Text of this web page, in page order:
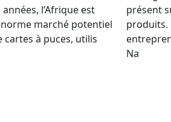
l’Afrique est
marché potentiel
cartes à puces, utilis
présent
produits.
Na